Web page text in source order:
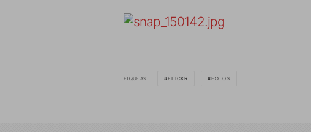
ETIQUETAS FLICKR FOTOS